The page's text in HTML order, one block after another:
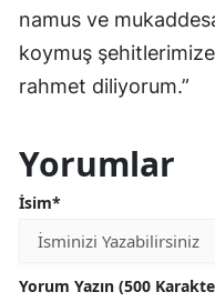
namus ve
koymuş
rahmet diliyorum.”
Yorumlar
İsim*
Yorum Yazın (500